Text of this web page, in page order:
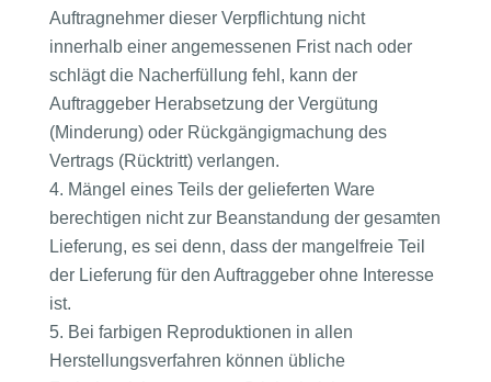
Auftragnehmer dieser Verpflichtung nicht
innerhalb einer angemessenen Frist nach oder
schlägt die Nacherfüllung fehl, kann der
Auftraggeber Herabsetzung der Vergütung
(Minderung) oder Rückgängigmachung des
Vertrags (Rücktritt) verlangen.
Mängel eines Teils der gelieferten Ware
berechtigen nicht zur Beanstandung der gesamten
Lieferung, es sei denn, dass der mangelfreie Teil
der Lieferung für den Auftraggeber ohne Interesse
ist.
Bei farbigen Reproduktionen in allen
Herstellungsverfahren können übliche